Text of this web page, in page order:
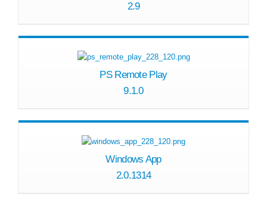
2.9
PS Remote Play
9.1.0
Windows App
2.0.1314